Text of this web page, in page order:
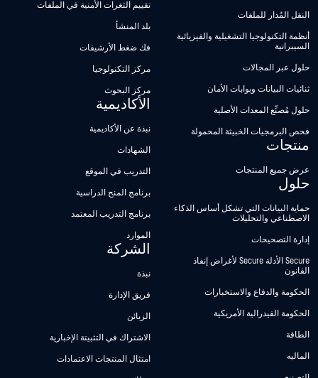
النقل المُدار للملفات
أنظمة التكنولوجيا التشغيلية والفيزيائية
السيبرانية
حلول عبر المجالات
ثنائيات البيانات وبوابات الأمان
حلول مُصنِّع المعدات الأصلية
فحص البرمجيات الخبيثة المحمولة
منتجات
عرض جميع المنتجات
حلول
حماية البيانات التي تشكل أساس الذكاء
الاصطناعي والتحليلات
إدارة التصحيحات
Secure الأدلة Secure لأغراض إنفاذ
القانون
الحكومة والدفاع والاستخبارات
الحكومة الفيدرالية الأمريكية
الطاقة
الماليه
تقييم الثغرات الأمنية في الملفات
بلد المنشأ
فك ضغط الأرشيفات
مركز التكنولوجيا
مركز البحوث
الأكاديمية
نبذة عن الأكاديمية
الشهادات
التدريب في الموقع
برنامج المنح الدراسية
برنامج التدريب المعتمد
الموارد
الشركة
نبذة
فريق الإدارة
الزبائن
الاشتراك في التثبيتة الإخبارية
امتثال المنتجات الاعتمادات